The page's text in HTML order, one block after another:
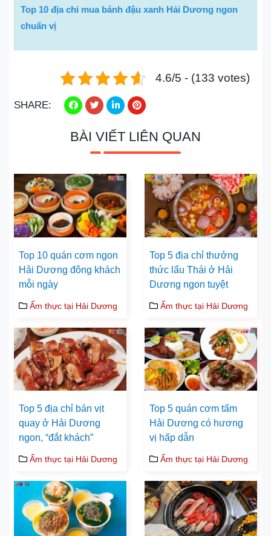
Top 10 địa chỉ mua bánh đậu xanh Hải Dương ngon
chuẩn vị
4.6/5 - (133 votes)
SHARE:
BÀI VIẾT LIÊN QUAN
Top 10 quán cơm ngon
Hải Dương đông khách
mỗi ngày
Ẩm thực tại Hải Dương
Top 5 địa chỉ thưởng
thức lẩu Thái ở Hải
Dương ngon tuyệt
Ẩm thực tại Hải Dương
Top 5 địa chỉ bán vịt
quay ở Hải Dương
ngon, “đắt khách”
Ẩm thực tại Hải Dương
Top 5 quán cơm tấm
Hải Dương có hương
vị hấp dẫn
Ẩm thực tại Hải Dương